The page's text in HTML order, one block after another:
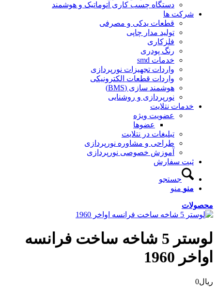
دستگاه چسب کاری اتوماتیک و هوشمند
شرکت ها
قطعات یدکی و مصرفی
تولید مدار چاپی
فلزکاری
رنگ پودری
خدمات smd
واردات تجهیزات نورپردازی
واردات قطعات الکترونیکی
هوشمند سازی (BMS)
نورپردازی و روشنایی
خدمات نتلایت
عضویت ویژه
عضوها
تبلیغات در نتلایت
طراحی و مشاوره نورپردازی
آموزش خصوصی نورپردازی
ثبت سفارش
جستجو
منو منو
محصولات
لوستر 5 شاخه ساخت فرانسه
اواخر 1960
ریال0